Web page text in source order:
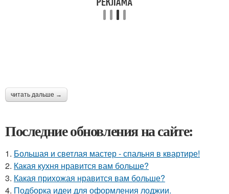
читать дальше →
Последние обновления на сайте:
1. Большая и светлая мастер - спальня в квартире!
2. Какая кухня нравится вам больше?
3. Какая прихожая нравится вам больше?
4. Подборка идеи для оформления лоджии.